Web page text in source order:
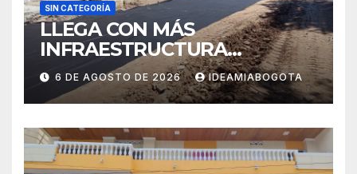
SIN CATEGORÍA
LLEGA CON MÁS
INFRAESTRUCTURA
EDUCATIVA A MAJAGUAL
SUCRE
6 DE AGOSTO DE 2026 IDEAMIABOGOTA